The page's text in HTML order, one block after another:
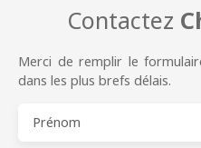
Contactez
Merci de remplir le
dans les plus brefs délais.
Prénom